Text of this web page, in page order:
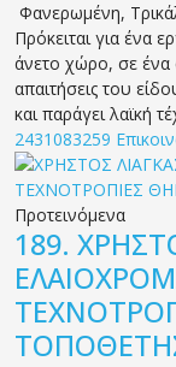
Φανερωμένη,
Πρόκειται για ένα
άνετο χώρο, σε ένα
απαιτήσεις του
και παράγει λαϊκή
2431083259
Προτεινόμενα
189.